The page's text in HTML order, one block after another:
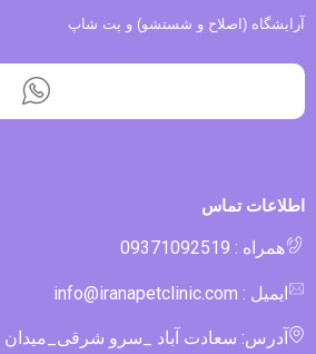
آرایشگاه (اصلاح و شستشو) و پت شاپ
اطلاعات تماس
همراه : 09371092519
ایمیل : info@iranapetclinic.com
آدرس: سعادت آباد _سرو شرقی_میدان